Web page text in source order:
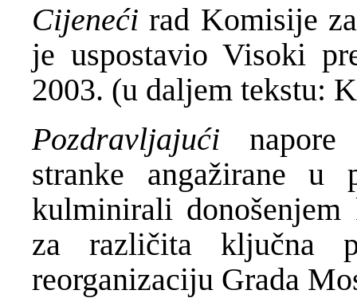
Cijenećirad Komisije
je uspostavio Visoki
2003. (u daljem tekstu:
Pozdravljajući
stranke angažirane
kulminirali
za različita ključna
reorganizaciju Grada